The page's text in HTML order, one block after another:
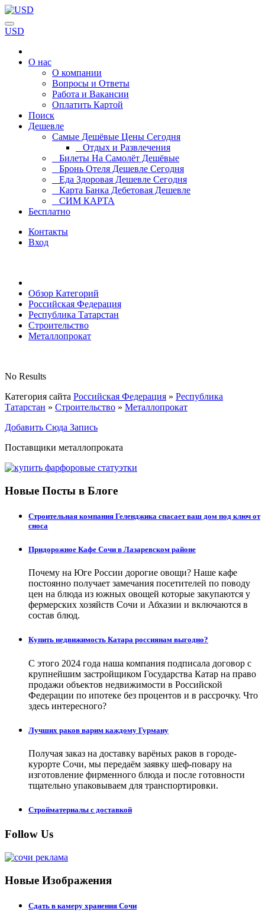
USD
О нас
О компании
Вопросы и Ответы
Работа и Вакансии
Оплатить Картой
Поиск
Дешевле
Самые Дешёвые Цены Сегодня
Отдых и Развлечения
Билеты На Самолёт Дешёвые
Бронь Отеля Дешевле Сегодня
Еда Здоровая Дешевле Сегодня
Карта Банка Дебетовая Дешевле
СИМ КАРТА
Бесплатно
Контакты
Вход
Обзор Категорий
Российская Федерация
Республика Татарстан
Строительство
Металлопрокат
No Results
Категория сайта Российская Федерация » Республика
Татарстан » Строительство » Металлопрокат
Добавить Сюда Запись
Поставщики металлопроката
Новые Посты в Блоге
Строительная компания Геленджика спасает ваш дом под ключ от
сноса
Придорожное Кафе Сочи в Лазаревском районе
Почему на Юге России дорогие овощи? Наше кафе
постоянно получает замечания посетителей по поводу
цен на блюда из южных овощей которые закупаются у
фермерских хозяйств Сочи и Абхазии и включаются в
состав блюд.
Купить недвижимость Катара россиянам выгодно?
С этого 2024 года наша компания подписала договор с
крупнейшим застройщиком Государства Катар на право
продажи объектов недвижимости в Российской
Федерации по ипотеке без процентов и в рассрочку. Что
здесь интересного?
Лучших раков варим каждому Гурману
Получая заказ на доставку варёных раков в городе-
курорте Сочи, мы передаём заявку шеф-повару на
изготовление фирменного блюда и после готовности
тщательно упаковываем для транспортировки.
Стройматериалы с доставкой
Follow Us
Новые Изображения
Сдать в камеру хранения Сочи